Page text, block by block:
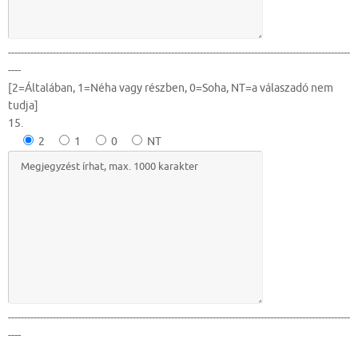
-----------------------------------------------------------------------------------------------------------
----
[2=Általában, 1=Néha vagy részben, 0=Soha, NT=a válaszadó nem
tudja]
15.
2
1 0 NT
-----------------------------------------------------------------------------------------------------------
----